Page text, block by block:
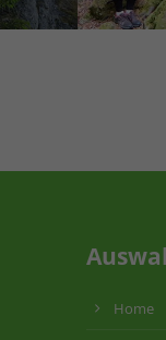
Home